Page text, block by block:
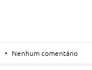
Nenhum comentário